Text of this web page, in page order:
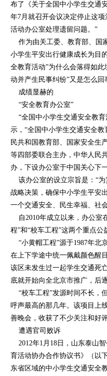
第05版
第06版
布了《关于全国中小学生交通
年7月就召开会议决定停止这
活动办公室处理遗留问题。”
作为由关工委、教育部、国
小学生平安出行健康成长为目
全教育活动”为什么会落得如
动并产生民事纠纷”又是怎么回
成绩显赫的
“安全教育办公室”
“全国中小学生交通安全教育
示，“全国中小学生交通安全
民共和国教育部、国家安全生
等四部委联合主办，中华人民
办，下设办公室于中国关心下
该办公室的设立宗旨是：“为
战略决策，确保中小学生平安
一个交通安全、民生幸福、社
自2010年成立以来，办公室
程”和“校车工程”这两个重点公
“小黄帽工程”源于1987年北
在上下学途中统一佩戴颜色醒
该区未发生过一起学生交通死
底就开始向全北京市推广，后
“校车工程”发源时间不长，
呼声最高的那几年。该项目上
善晚会，收获了不少关注和好评
遭遇官司败诉
2012年1月18日，山东泰山
育活动协办合作协议书》（以
东省区域的中小学生交通安全